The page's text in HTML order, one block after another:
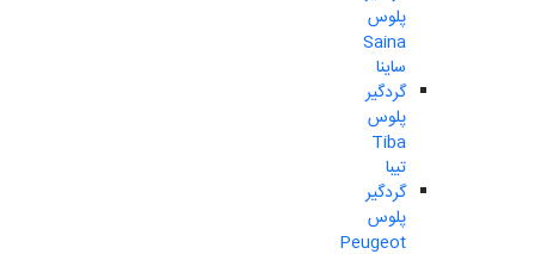
پلوس
Saina
ساینا
گردگیر
پلوس
Tiba
تیبا
گردگیر
پلوس
Peugeot